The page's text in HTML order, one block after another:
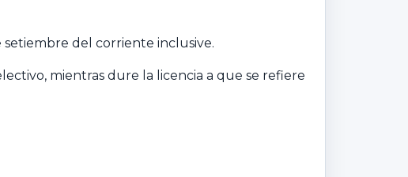
setiembre del corriente inclusive.
mientras dure la licencia a que se refiere